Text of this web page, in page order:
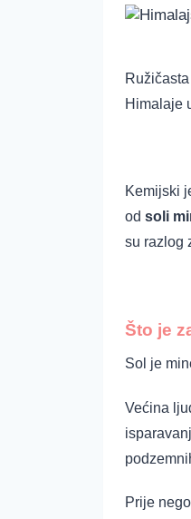
Himalaje
Kemijski
od soli
su razlog
Što je
Sol je
Većina
Prije